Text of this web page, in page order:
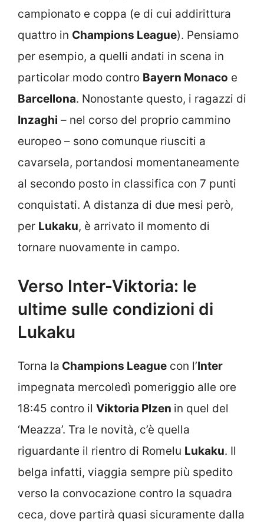
campionato e coppa (e di cui addirittura
quattro in Champions League). Pensiamo
per esempio, a quelli andati in scena in
particolar modo contro Bayern Monaco e
Barcellona. Nonostante questo, i ragazzi di
Inzaghi – nel corso del proprio cammino
europeo – sono comunque riusciti a
cavarsela, portandosi momentaneamente
al secondo posto in classifica con 7 punti
conquistati. A distanza di due mesi però,
per Lukaku, è arrivato il momento di
tornare nuovamente in campo.
Verso Inter-Viktoria: le
ultime sulle condizioni di
Lukaku
Torna la Champions League con l’Inter
impegnata mercoledì pomeriggio alle ore
18:45 contro il Viktoria Plzen in quel del
‘Meazza’. Tra le novità, c’è quella
riguardante il rientro di Romelu Lukaku. Il
belga infatti, viaggia sempre più spedito
verso la convocazione contro la squadra
ceca, dove partirà quasi sicuramente dalla